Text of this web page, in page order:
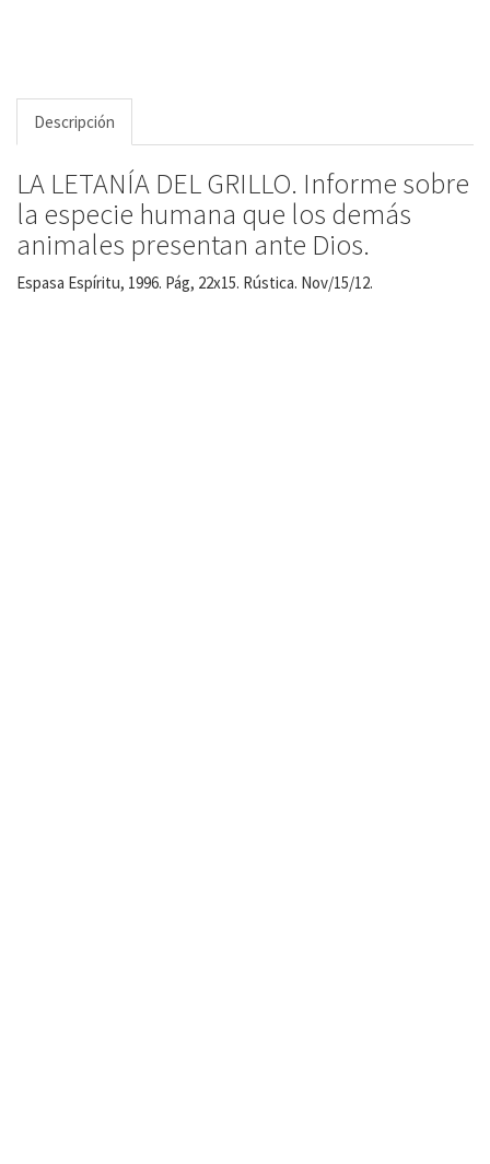
Descripción
LA LETANÍA DEL GRILLO. Informe sobre
la especie humana que los demás
animales presentan ante Dios.
Espasa Espíritu, 1996. Pág, 22x15. Rústica. Nov/15/12.